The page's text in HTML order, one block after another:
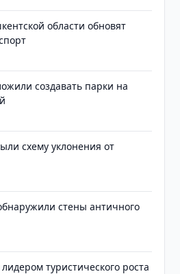
области обновят
создавать парки на
схему уклонения от
стены античного
туристического роста